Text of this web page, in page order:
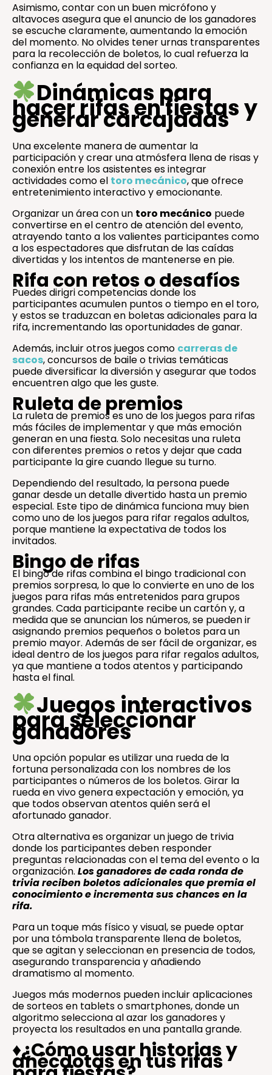
Asimismo, contar con un buen micrófono y
altavoces asegura que el anuncio de los ganadores
se escuche claramente, aumentando la emoción
del momento. No olvides tener urnas transparentes
para la recolección de boletos, lo cual refuerza la
confianza en la equidad del sorteo.
Dinámicas para
hacer rifas en fiestas y
generar carcajadas
Una excelente manera de aumentar la
participación y crear una atmósfera llena de risas y
conexión entre los asistentes es integrar
actividades como el toro mecánico, que ofrece
entretenimiento interactivo y emocionante.
Organizar un área con un toro mecánico puede
convertirse en el centro de atención del evento,
atrayendo tanto a los valientes participantes como
a los espectadores que disfrutan de las caídas
divertidas y los intentos de mantenerse en pie.
Rifa con retos o desafíos
Puedes dirigri competencias donde los
participantes acumulen puntos o tiempo en el toro,
y estos se traduzcan en boletas adicionales para la
rifa, incrementando las oportunidades de ganar.
Además, incluir otros juegos como carreras de
sacos, concursos de baile o trivias temáticas
puede diversificar la diversión y asegurar que todos
encuentren algo que les guste.
Ruleta de premios
La ruleta de premios es uno de los juegos para rifas
más fáciles de implementar y que más emoción
generan en una fiesta. Solo necesitas una ruleta
con diferentes premios o retos y dejar que cada
participante la gire cuando llegue su turno.
Dependiendo del resultado, la persona puede
ganar desde un detalle divertido hasta un premio
especial. Este tipo de dinámica funciona muy bien
como uno de los juegos para rifar regalos adultos,
porque mantiene la expectativa de todos los
invitados.
Bingo de rifas
El bingo de rifas combina el bingo tradicional con
premios sorpresa, lo que lo convierte en uno de los
juegos para rifas más entretenidos para grupos
grandes. Cada participante recibe un cartón y, a
medida que se anuncian los números, se pueden ir
asignando premios pequeños o boletos para un
premio mayor. Además de ser fácil de organizar, es
ideal dentro de los juegos para rifar regalos adultos,
ya que mantiene a todos atentos y participando
hasta el final.
Juegos interactivos
para seleccionar
ganadores
Una opción popular es utilizar una rueda de la
fortuna personalizada con los nombres de los
participantes o números de los boletos. Girar la
rueda en vivo genera expectación y emoción, ya
que todos observan atentos quién será el
afortunado ganador.
Otra alternativa es organizar un juego de trivia
donde los participantes deben responder
preguntas relacionadas con el tema del evento o la
organización. Los ganadores de cada ronda de
trivia reciben boletos adicionales que premia el
conocimiento e incrementa sus chances en la
rifa.
Para un toque más físico y visual, se puede optar
por una tómbola transparente llena de boletos,
que se agitan y seleccionan en presencia de todos,
asegurando transparencia y añadiendo
dramatismo al momento.
Juegos más modernos pueden incluir aplicaciones
de sorteos en tablets o smartphones, donde un
algoritmo selecciona al azar los ganadores y
proyecta los resultados en una pantalla grande.
♦️¿Cómo usar historias y
anécdotas en tus rifas